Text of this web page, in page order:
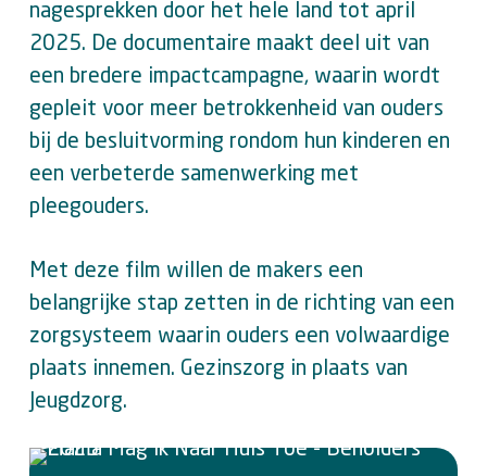
nagesprekken door het hele land tot april
2025. De documentaire maakt deel uit van
een bredere impactcampagne, waarin wordt
gepleit voor meer betrokkenheid van ouders
bij de besluitvorming rondom hun kinderen en
een verbeterde samenwerking met
pleegouders.
Met deze film willen de makers een
belangrijke stap zetten in de richting van een
zorgsysteem waarin ouders een volwaardige
plaats innemen. Gezinszorg in plaats van
Jeugdzorg.